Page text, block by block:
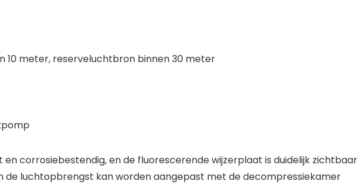
meter, reserveluchtbron binnen 30 meter
corrosiebestendig, en de fluorescerende wijzerplaat is duidelijk zichtbaar
de luchtopbrengst kan worden aangepast met de decompressiekamer